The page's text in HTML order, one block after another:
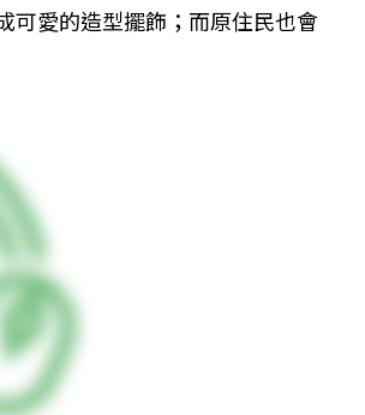
可愛的造型擺飾；而原住民也會